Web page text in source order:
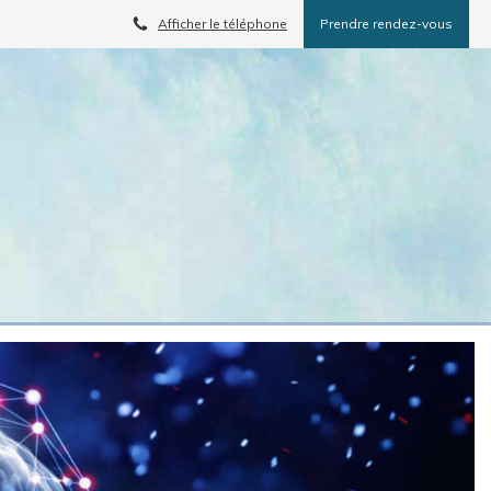
Prendre rendez-vous
Afficher le téléphone